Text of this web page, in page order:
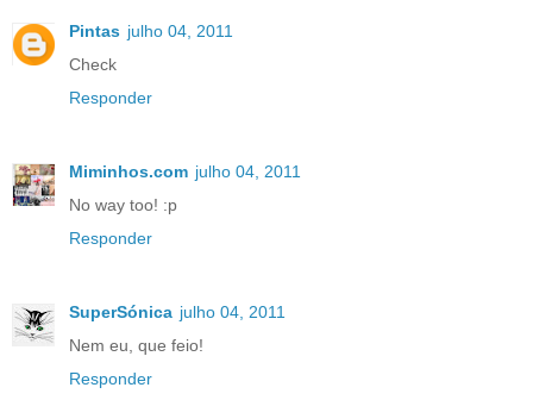
Pintas julho 04, 2011
Check
Responder
Miminhos.com julho 04, 2011
No way too! :p
Responder
SuperSónica julho 04, 2011
Nem eu, que feio!
Responder